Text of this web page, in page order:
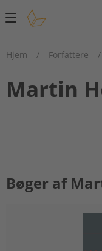
Main
Hjem
/ Forfattere /
Martin
Bøger af